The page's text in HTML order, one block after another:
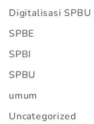
Digitalisasi SPBU
SPBE
SPBI
SPBU
umum
Uncategorized